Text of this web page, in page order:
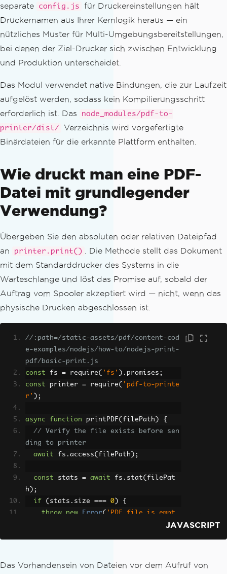
separate
config.js
für Druckereinstellungen hält
Druckernamen aus Ihrer Kernlogik heraus — ein
nützliches Muster für Multi-Umgebungsbereitstellungen,
bei denen der Ziel-Drucker sich zwischen Entwicklung
und Produktion unterscheidet.
Das Modul verwendet native Bindungen, die zur Laufzeit
aufgelöst werden, sodass kein Kompilierungsschritt
erforderlich ist. Das
node_modules/pdf-to-
printer/dist/
Verzeichnis wird vorgefertigte
Binärdateien für die erkannte Plattform enthalten.
Wie druckt man eine PDF-
Datei mit grundlegender
Verwendung?
Übergeben Sie den absoluten oder relativen Dateipfad
an
printer.print()
. Die Methode stellt das Dokument
mit dem Standarddrucker des Systems in die
Warteschlange und löst das Promise auf, sobald der
Auftrag vom Spooler akzeptiert wird — nicht, wenn das
physische Drucken abgeschlossen ist.
//:path=/static-assets/pdf/content-cod
e-examples/nodejs/how-to/nodejs-print-
pdf/basic-print.js
const fs = require( 'fs' ). promises ;
const printer = require( 'pdf-to-printe
r' );
async function printPDF( filePath )
{
// Verify the file exists before sen
ding to printer
await fs . access( filePath );
const stats = await fs . stat( filePat
h );
if
( stats . size === 0 )
{
throw
new Error( 'PDF file is empt
JAVASCRIPT
Das Vorhandensein von Dateien vor dem Aufruf von